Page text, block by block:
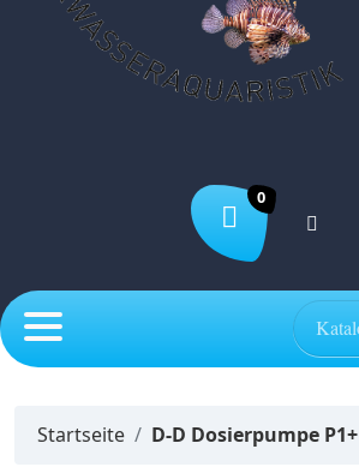
0
Startseite D-D Dosierpumpe P1+